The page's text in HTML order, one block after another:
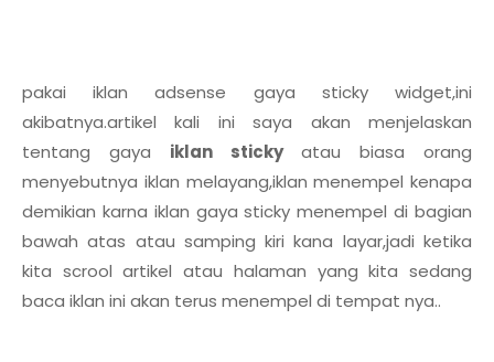
pakai iklan adsense gaya sticky widget,ini
akibatnya.artikel kali ini saya akan menjelaskan
tentang gaya iklan stickyatau biasa orang
menyebutnya iklan melayang,iklan menempel kenapa
demikian karna iklan gaya sticky menempel di bagian
bawah atas atau samping kiri kana layar,jadi ketika
kita scrool artikel atau halaman yang kita sedang
baca iklan ini akan terus menempel di tempat nya..